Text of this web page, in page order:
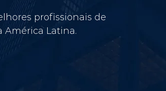
profissionais de
América Latina.